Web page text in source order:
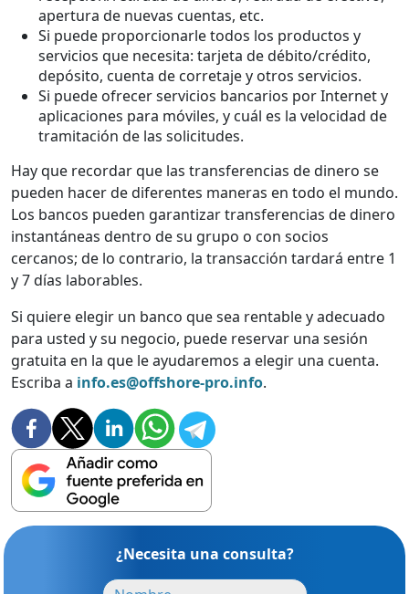
apertura de nuevas cuentas, etc.
Si puede proporcionarle todos los productos y
servicios que necesita: tarjeta de débito/crédito,
depósito, cuenta de corretaje y otros servicios.
Si puede ofrecer servicios bancarios por Internet y
aplicaciones para móviles, y cuál es la velocidad de
tramitación de las solicitudes.
Hay que recordar que las transferencias de dinero se
pueden hacer de diferentes maneras en todo el mundo.
Los bancos pueden garantizar transferencias de dinero
instantáneas dentro de su grupo o con socios
cercanos; de lo contrario, la transacción tardará entre 1
y 7 días laborables.
Si quiere elegir un banco que sea rentable y adecuado
para usted y su negocio, puede reservar una sesión
gratuita en la que le ayudaremos a elegir una cuenta.
Escriba a info.es@offshore-pro.info.
¿Necesita una consulta?